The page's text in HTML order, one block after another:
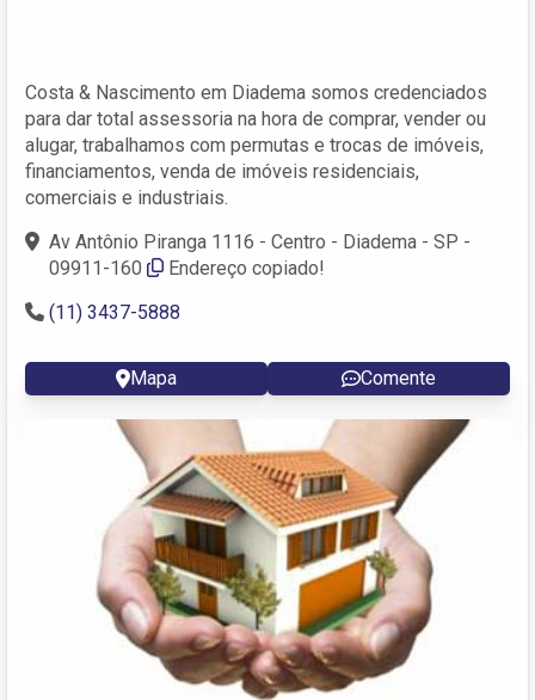
Costa & Nascimento em Diadema somos credenciados
para dar total assessoria na hora de comprar, vender ou
alugar, trabalhamos com permutas e trocas de imóveis,
financiamentos, venda de imóveis residenciais,
comerciais e industriais.
Av Antônio Piranga 1116 - Centro - Diadema - SP -
09911-160
Endereço copiado!
(11) 3437-5888
Mapa Comente